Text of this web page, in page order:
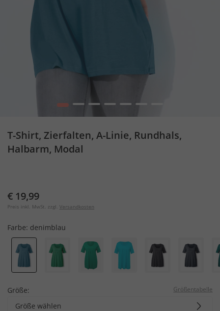
1 2 3 4 5 6
T-Shirt, Zierfalten, A-Linie, Rundhals,
Halbarm, Modal
€ 19,99
Preis inkl. MwSt. zzgl. Versandkosten
Farbe: denimblau
Größe: Größentabelle
Größe wählen